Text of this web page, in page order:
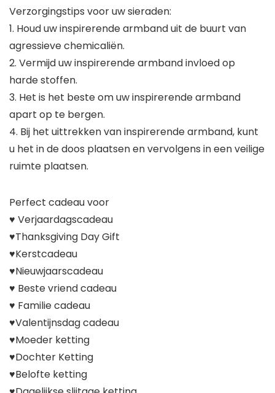
Verzorgingstips voor uw sieraden:
1. Houd uw inspirerende armband uit de buurt van
agressieve chemicaliën.
2. Vermijd uw inspirerende armband invloed op
harde stoffen.
3. Het is het beste om uw inspirerende armband
apart op te bergen.
4. Bij het uittrekken van inspirerende armband, kunt
u het in de doos plaatsen en vervolgens in een veilige
ruimte plaatsen.
Perfect cadeau voor
♥ Verjaardagscadeau
♥Thanksgiving Day Gift
♥Kerstcadeau
♥Nieuwjaarscadeau
♥ Beste vriend cadeau
♥ Familie cadeau
♥Valentijnsdag cadeau
♥Moeder ketting
♥Dochter Ketting
♥Belofte ketting